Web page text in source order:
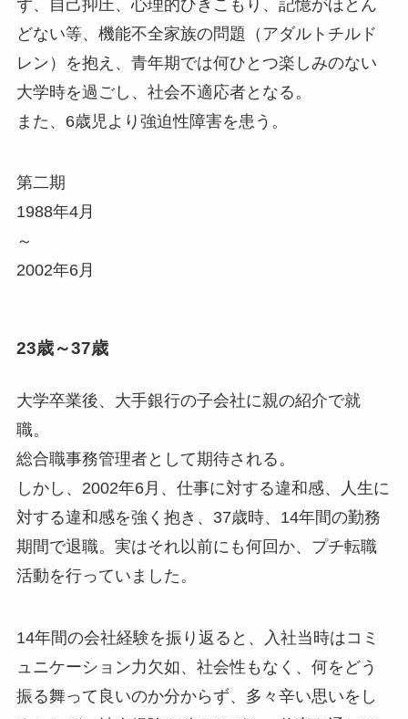
ず、自己抑圧、心理的ひきこもり、記憶がほとん
どない等、機能不全家族の問題（アダルトチルド
レン）を抱え、青年期では何ひとつ楽しみのない
大学時を過ごし、社会不適応者となる。
また、6歳児より強迫性障害を患う。
第二期
1988年4月
～
2002年6月
23歳～37歳
大学卒業後、大手銀行の子会社に親の紹介で就
職。
総合職事務管理者として期待される。
しかし、2002年6月、仕事に対する違和感、人生に
対する違和感を強く抱き、37歳時、14年間の勤務
期間で退職。実はそれ以前にも何回か、プチ転職
活動を行っていました。
14年間の会社経験を振り返ると、入社当時はコミ
ュニケーション力欠如、社会性もなく、何をどう
振る舞って良いのか分からず、多々辛い思いをし